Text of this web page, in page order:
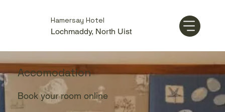
Hamersay Hotel
Lochmaddy, North Uist
Accomodation
Book your room online